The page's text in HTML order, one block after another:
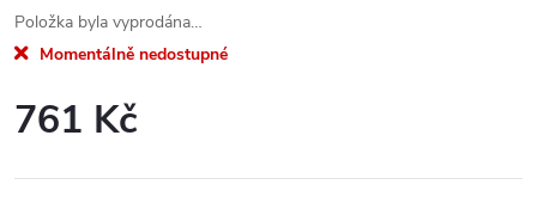
Položka byla vyprodána…
Momentálně nedostupné
761 Kč
cena: